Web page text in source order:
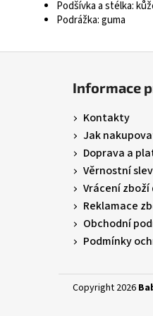
Podšívka a stélka:
Podrážka: guma
Informace
Kontakty
Jak
Doprava a
Věrnostní
Vrácení zboží
Reklamace
Obchodní
Podmínky
Copyright 2026